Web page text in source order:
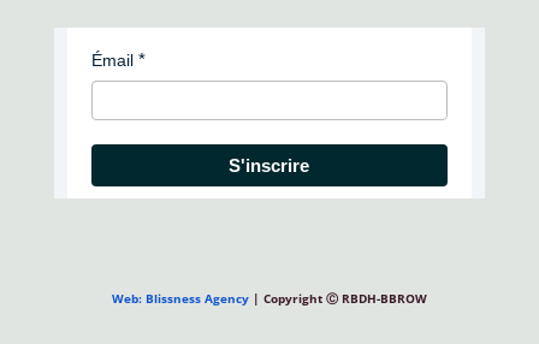
Émail
S'inscrire
Web: Blissness Agency| Copyright Ⓒ RBDH-BBROW